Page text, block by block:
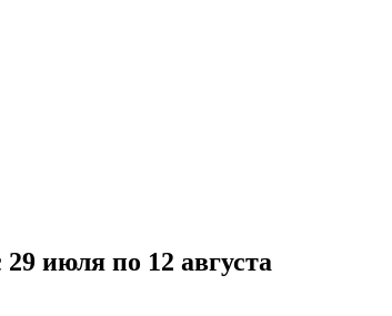
июля по 12 августа